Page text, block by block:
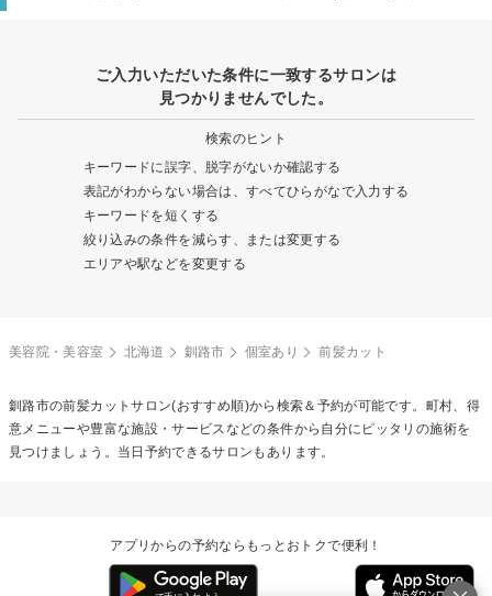
ご入力いただいた条件に一致するサロンは
見つかりませんでした。
検索のヒント
キーワードに誤字、脱字がないか確認する
表記がわからない場合は、すべてひらがなで入力する
キーワードを短くする
絞り込みの条件を減らす、または変更する
エリアや駅などを変更する
美容院・美容室 北海道 釧路市 個室あり 前髪カット
釧路市の前髪カットサロン(おすすめ順)から検索＆予約が可能です。町村、得
意メニューや豊富な施設・サービスなどの条件から自分にピッタリの施術を
見つけましょう。当日予約できるサロンもあります。
アプリからの予約ならもっとおトクで便利！